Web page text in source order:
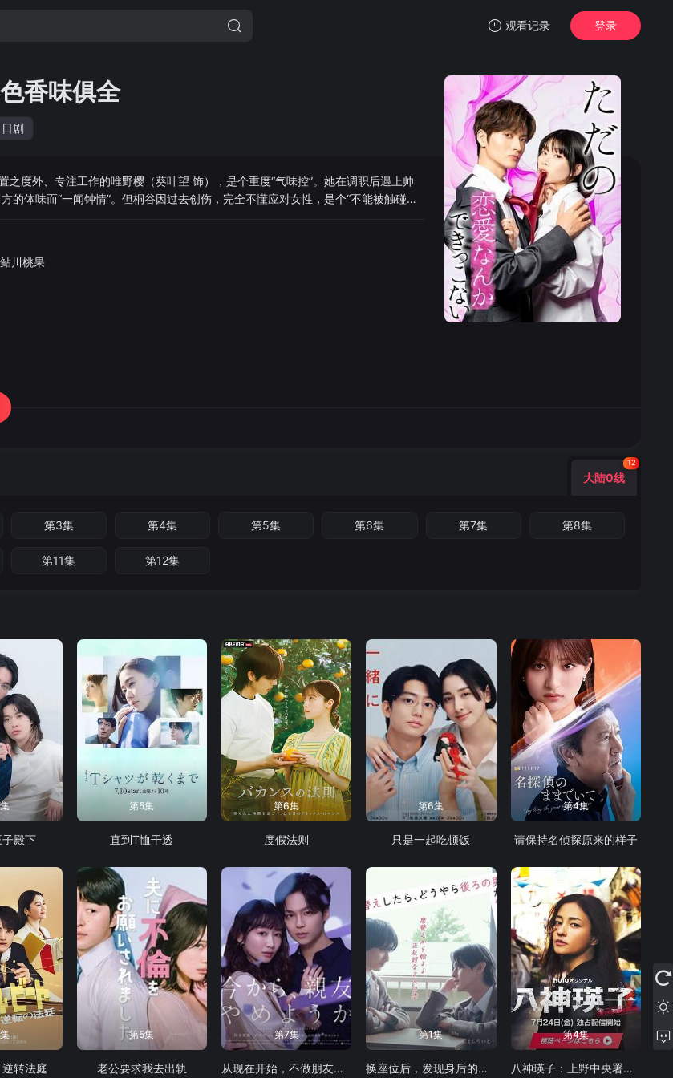
观看记录
暂无观看影片的记录
登录
香味俱全
日剧
之度外、专注工作的唯野樱（葵叶望 饰），是个重度“气味控”。她在调职后遇上帅
的体味而“一闻钟情”。但桐谷因过去创伤，完全不懂应对女性，是个“不能被触碰的
鲇川桃果
大陆0线
12
第3集 第4集 第5集 第6集 第7集 第8集
第11集 第12集
殿下
第5集
直到T恤干透
第6集
度假法则
第6集
只是一起吃顿饭
第4集
请保持名侦探原来的样子
转法庭
第5集
老公要求我去出轨
第7集
从现在开始，不做朋友了吧
第1集
换座位后，发现身后的男生好像喜欢我
第4集
八神瑛子：上野中央署组织犯罪对策课